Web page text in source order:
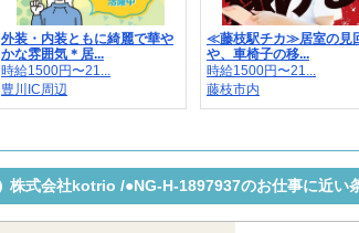
外装・内装ともに綺麗で華や
かな雰囲気＊居...
時給1500円〜21...
豊川IC周辺
≪藤枝駅チカ≫居室の見
や、車椅子の移...
時給1500円〜21...
藤枝市内
株式会社kotrio /●NG-H-1897937のお仕事に近い